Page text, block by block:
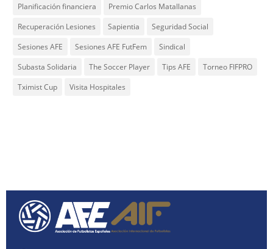
Planificación financiera
Premio Carlos Matallanas
Recuperación Lesiones
Sapientia
Seguridad Social
Sesiones AFE
Sesiones AFE FutFem
Sindical
Subasta Solidaria
The Soccer Player Tips AFE
Torneo FIFPRO
Tximist Cup
Visita Hospitales